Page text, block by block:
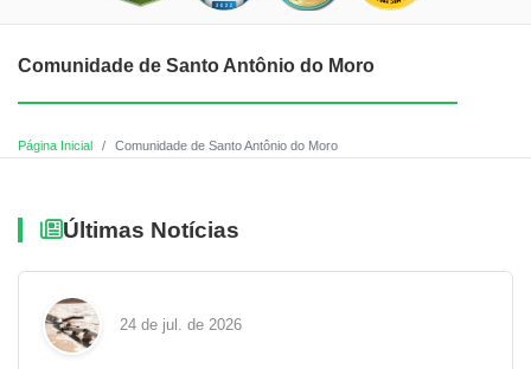
Comunidade de Santo Antônio do Moro
Página Inicial Comunidade de Santo Antônio do Moro
Últimas Notícias
24 de jul. de 2026